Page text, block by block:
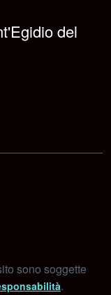
del
sono soggette
.